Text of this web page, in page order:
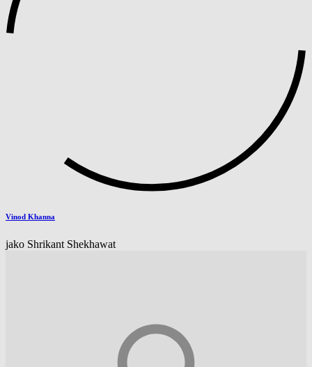
Vinod Khanna
jako Shrikant Shekhawat